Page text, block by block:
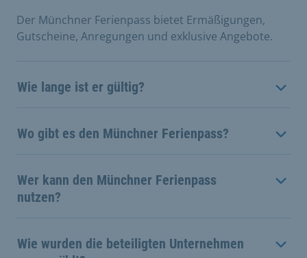
Der Münchner Ferienpass bietet Ermäßigungen,
Gutscheine, Anregungen und exklusive Angebote.
Wie lange ist er gültig?
Wo gibt es den Münchner Ferienpass?
Wer kann den Münchner Ferienpass
nutzen?
Wie wurden die beteiligten Unternehmen